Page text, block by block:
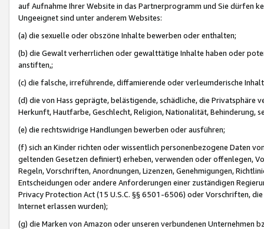
auf Aufnahme Ihrer Website in das Partnerprogramm und Sie dürfen
Ungeeignet sind unter anderem Websites:
(a) die sexuelle oder obszöne Inhalte bewerben oder enthalten;
(b) die Gewalt verherrlichen oder gewalttätige Inhalte haben oder
anstiften,;
(c) die falsche, irreführende, diffamierende oder verleumderische
(d) die von Hass geprägte, belästigende, schädliche, die Privatsphäre
Herkunft, Hautfarbe, Geschlecht, Religion, Nationalität, Behinderung,
(e) die rechtswidrige Handlungen bewerben oder ausführen;
(f) sich an Kinder richten oder wissentlich personenbezogene Daten
geltenden Gesetzen definiert) erheben, verwenden oder offenlegen,
Regeln, Vorschriften, Anordnungen, Lizenzen, Genehmigungen,
Entscheidungen oder andere Anforderungen einer zuständigen
Privacy Protection Act (15 U.S.C. §§ 6501-6506) oder Vorschriften,
Internet erlassen wurden);
(g) die Marken von Amazon oder unseren verbundenen Unternehmen